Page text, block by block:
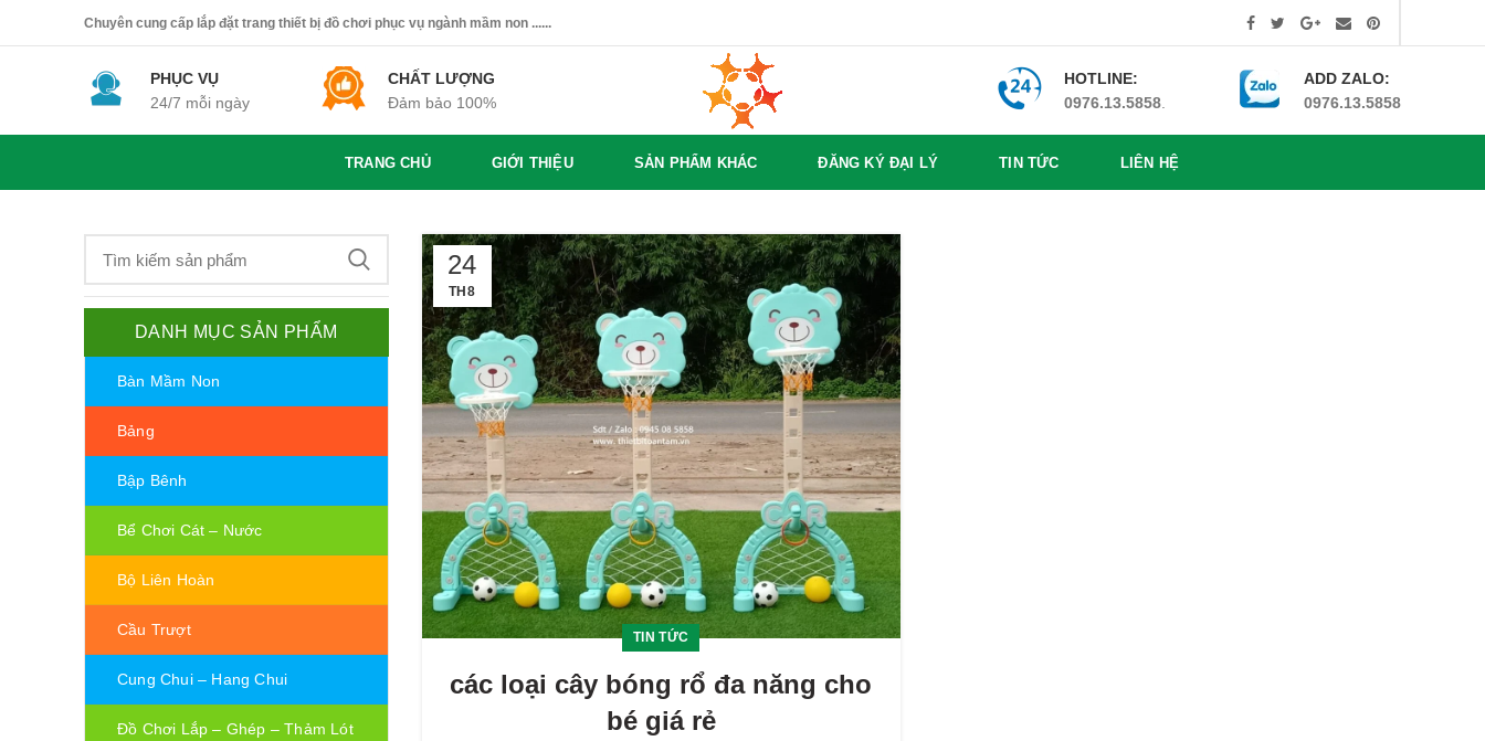
Chuyên cung cấp lắp đặt trang thiết bị đồ chơi phục vụ ngành mầm non ......
PHỤC VỤ
24/7 mỗi ngày
CHẤT LƯỢNG
Đảm bảo 100%
HOTLINE:
0976.13.5858
ADD ZALO:
0976.13.5858
TRANG CHỦ GIỚI THIỆU SẢN PHẨM KHÁC ĐĂNG KÝ ĐẠI LÝ TIN TỨC LIÊN HỆ
24
TH8
TIN TỨC
các loại cây bóng rổ đa năng cho
bé giá rẻ
DANH MỤC SẢN PHẨM
Bàn Mầm Non
Bảng
Bập Bênh
Bể Chơi Cát – Nước
Bộ Liên Hoàn
Cầu Trượt
Cung Chui – Hang Chui
Đồ Chơi Lắp – Ghép – Thảm Lót